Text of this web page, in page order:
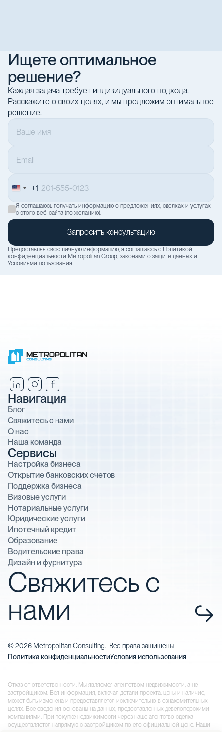
Ищете оптимальное
решение?
Каждая задача требует индивидуального подхода.
Расскажите о своих целях, и мы предложим оптимальное
решение.
United
States
+1
+1
Я соглашаюсь получать информацию о предложениях, сделках и услугах
с этого веб-сайта (по желанию).
Предоставляя свою личную информацию, я соглашаюсь с Политикой
конфиденциальности Metropolitan Group, законами о защите данных и
Условиями пользования.
Сервисы
Настройка бизнеса
Открытие банковских счетов
Поддержка бизнеса
Визовые услуги
Нотариальные услуги
Юридические услуги
Ипотечный кредит
Образование
Водительские права
Дизайн и фурнитура
Навигация
Блог
Свяжитесь с нами
О нас
Наша команда
Свяжитесь с
нами
©2026 Metropolitan Consulting. Все права защищены
Политика конфиденциальностиУсловия использования
Отказ от ответственности. Мы являемся агентством недвижимости, а не
застройщиком. Вся информация, включая детали проекта, цены и наличие,
может быть изменена и предоставляется исключительно в ознакомительных
целях. Все сведения основаны на данных, предоставленных девелоперскими
компаниями. При покупке недвижимости через наше агентство сделка
осуществляется напрямую с застройщиком по его официальной цене. Наши